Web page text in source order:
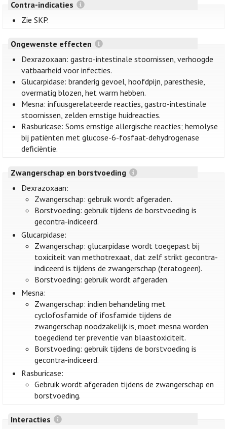
Contra-indicaties
Zie SKP.
Ongewenste effecten
Dexrazoxaan: gastro-intestinale stoornissen, verhoogde
vatbaarheid voor infecties.
Glucarpidase: branderig gevoel, hoofdpijn, paresthesie,
overmatig blozen, het warm hebben.
Mesna: infuusgerelateerde reacties, gastro-intestinale
stoornissen, zelden ernstige huidreacties.
Rasburicase: Soms ernstige allergische reacties; hemolyse
bij patiënten met glucose-6-fosfaat-dehydrogenase
deficiëntie.
Zwangerschap en borstvoeding
Dexrazoxaan:
Zwangerschap: gebruik wordt afgeraden.
Borstvoeding: gebruik tijdens de borstvoeding is
gecontra-indiceerd.
Glucarpidase:
Zwangerschap: glucarpidase wordt toegepast bij
toxiciteit van methotrexaat, dat zelf strikt gecontra-
indiceerd is tijdens de zwangerschap (teratogeen).
Borstvoeding: gebruik wordt afgeraden.
Mesna:
Zwangerschap: indien behandeling met
cyclofosfamide of ifosfamide tijdens de
zwangerschap noodzakelijk is, moet mesna worden
toegediend ter preventie van blaastoxiciteit.
Borstvoeding: gebruik tijdens de borstvoeding is
gecontra-indiceerd.
Rasburicase:
Gebruik wordt afgeraden tijdens de zwangerschap en
borstvoeding.
Interacties